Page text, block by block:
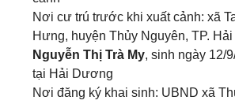
Nơi cư trú trước khi xuất cảnh: xã
Hưng, huyện Thủy Nguyên, TP.
Nguyễn Thị Trà My, sinh ngày 12/
tại Hải Dương
Nơi đăng ký khai sinh: UBND xã